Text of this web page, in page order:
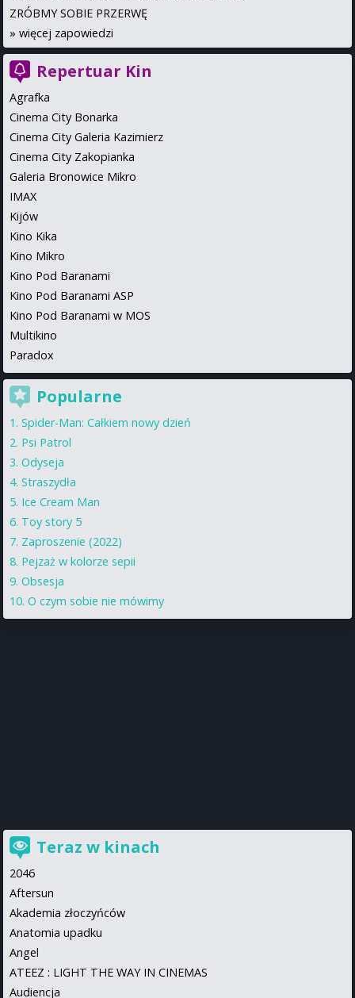
ZRÓBMY SOBIE PRZERWĘ
» więcej zapowiedzi
Repertuar Kin
Agrafka
Cinema City Bonarka
Cinema City Galeria Kazimierz
Cinema City Zakopianka
Galeria Bronowice Mikro
IMAX
Kijów
Kino Kika
Kino Mikro
Kino Pod Baranami
Kino Pod Baranami ASP
Kino Pod Baranami w MOS
Multikino
Paradox
Popularne
Spider-Man: Całkiem nowy dzień
Psi Patrol
Odyseja
Straszydła
Ice Cream Man
Toy story 5
Zaproszenie (2022)
Pejzaż w kolorze sepii
Obsesja
O czym sobie nie mówimy
Teraz w kinach
2046
Aftersun
Akademia złoczyńców
Anatomia upadku
Angel
ATEEZ : LIGHT THE WAY IN CINEMAS
Audiencja